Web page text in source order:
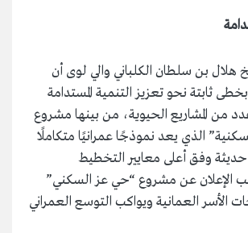
هلال بن سلطان الكلباني والي لوى أن
ثابتة نحو تعزيز التنمية المستدامة
من المشاريع الحيوية، من بينها مشروع
الذي يعد نموذجًا عمرانيًا متكاملًا
حديثة وفق أعلى معايير التخطيط
الإعلان عن مشروع “حي عز السكني”
الأسر العمانية ويواكب التوسع العمراني